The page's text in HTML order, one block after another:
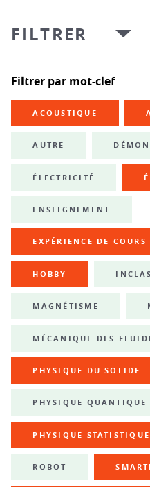
FILTRER
Filtrer par mot-clef
ACOUSTIQUE
AUTRE
ÉLECTRICITÉ
ENSEIGNEMENT
EXPÉRIENCE DE COURS
HOBBY
MAGNÉTISME
MÉCANIQUE DES
PHYSIQUE DU SOLIDE
PHYSIQUE QUANTIQUE
PHYSIQUE STATISTIQUE
ROBOT